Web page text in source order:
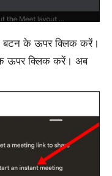
बटन के ऊपर क्लिक करें।
ऊपर क्लिक करें। अब